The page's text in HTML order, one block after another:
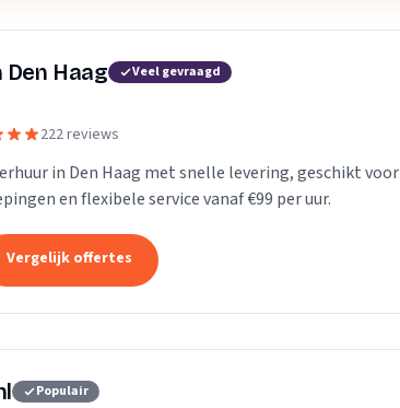
Haag Veel gevraagd
222 reviews
in Den Haag met snelle levering, geschikt voor
en flexibele service vanaf €99 per uur.
Vergelijk offertes
Populair